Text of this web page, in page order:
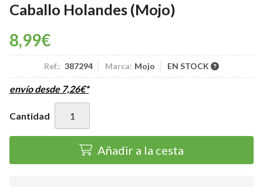
Caballo Holandes (Mojo)
8,99€
Ref.: 387294 Marca: Mojo EN STOCK
envío desde 7,26€*
Cantidad
Añadir a la cesta